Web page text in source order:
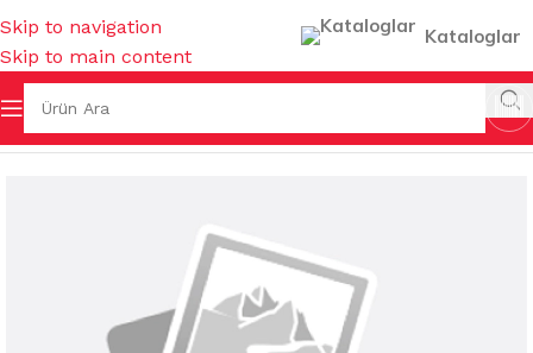
Skip to navigation
Skip to main content
Kataloglar
Ana Sayfa